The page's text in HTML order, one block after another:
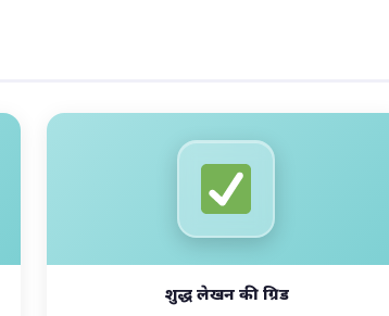
शुद्ध लेखन की ग्रिड